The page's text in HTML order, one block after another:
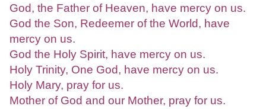
God, the Father of Heaven, have mercy on us.
God the Son, Redeemer of the World, have
mercy on us.
God the Holy Spirit, have mercy on us.
Holy Trinity, One God, have mercy on us.
Holy Mary, pray for us.
Mother of God and our Mother, pray for us.